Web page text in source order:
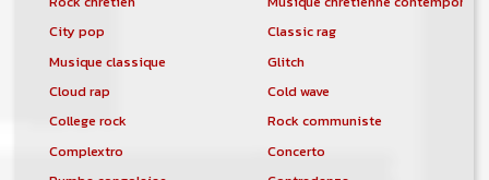
City pop
Classic rag
Musique classique
Glitch
Cloud rap
Cold wave
College rock
Rock communiste
Complextro
Concerto